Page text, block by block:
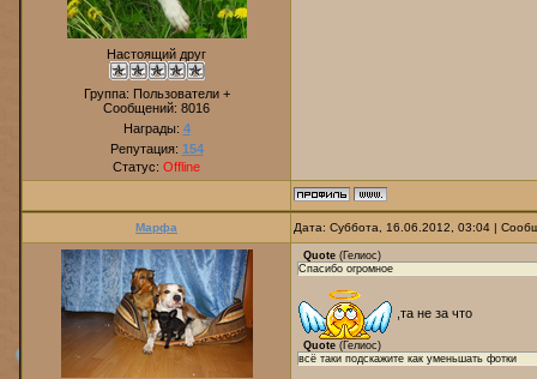
Настоящий друг
Группа: Пользователи +
Сообщений: 8016
Награды: 4
Репутация: 154
Статус: Offline
Марфа Дата: Суббота, 16.06.2012, 03:04 |
Quote (Гелиос)
Спасибо огромное
,та не за что
Quote (Гелиос)
всё таки подскажите как уменьшать фотки